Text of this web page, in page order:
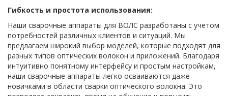
Гибкость и простота использования:
Наши сварочные аппараты для ВОЛС разработаны с учетом
потребностей различных клиентов и ситуаций. Мы
предлагаем широкий выбор моделей, которые подходят для
разных типов оптических волокон и приложений. Благодаря
интуитивно понятному интерфейсу и простым настройкам,
наши сварочные аппараты легко осваиваются даже
новичками в области сварки оптического волокна. Это